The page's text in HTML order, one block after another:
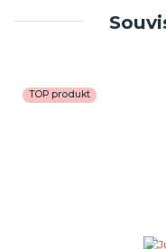
TOP produkt